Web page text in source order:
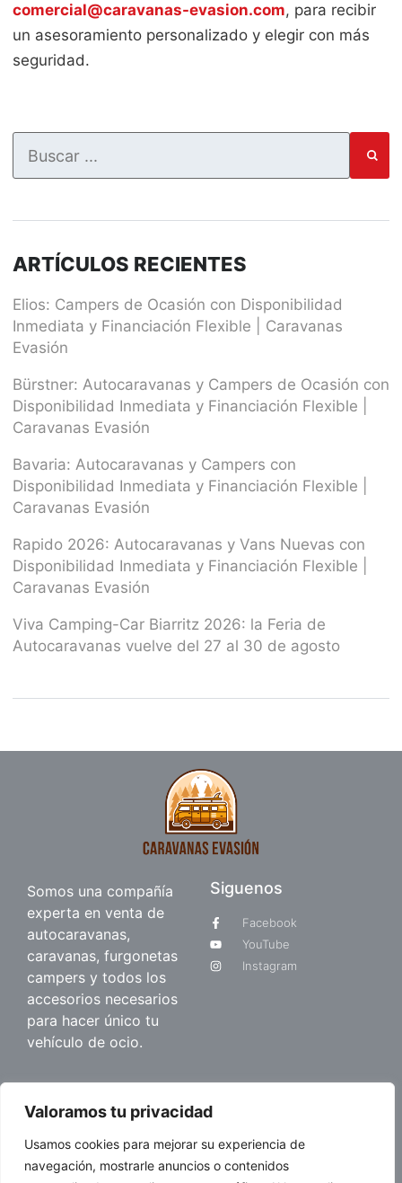
Valoramos tu privacidad
Usamos cookies para mejorar su experiencia de
navegación, mostrarle anuncios o contenidos
comercial@caravanas-evasion.com, para recibir
un asesoramiento personalizado y elegir con más
seguridad.
ARTÍCULOS RECIENTES
Elios: Campers de Ocasión con Disponibilidad
Inmediata y Financiación Flexible | Caravanas
Evasión
Bürstner: Autocaravanas y Campers de Ocasión con
Disponibilidad Inmediata y Financiación Flexible |
Caravanas Evasión
Bavaria: Autocaravanas y Campers con
Disponibilidad Inmediata y Financiación Flexible |
Caravanas Evasión
Rapido 2026: Autocaravanas y Vans Nuevas con
Disponibilidad Inmediata y Financiación Flexible |
Caravanas Evasión
Viva Camping-Car Biarritz 2026: la Feria de
Autocaravanas vuelve del 27 al 30 de agosto
Somos una compañía
experta en venta de
autocaravanas,
caravanas, furgonetas
campers y todos los
accesorios necesarios
para hacer único tu
vehículo de ocio.
Siguenos
Facebook
YouTube
Instagram
Blog